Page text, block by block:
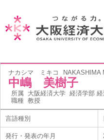
ナカシマ ミキコ NAKASHIMA
中嶋 美樹子
所属 大阪経済大学 経済学部
職種 教授
言語種別
発行・発表の年月